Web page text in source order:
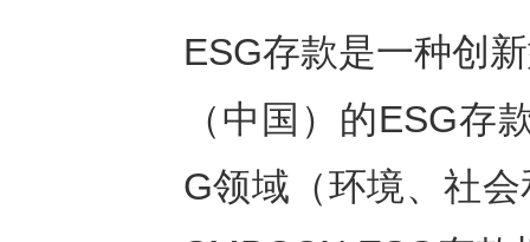
ESG存款是一种创
（中国）的ESG存
G领域（环境、社